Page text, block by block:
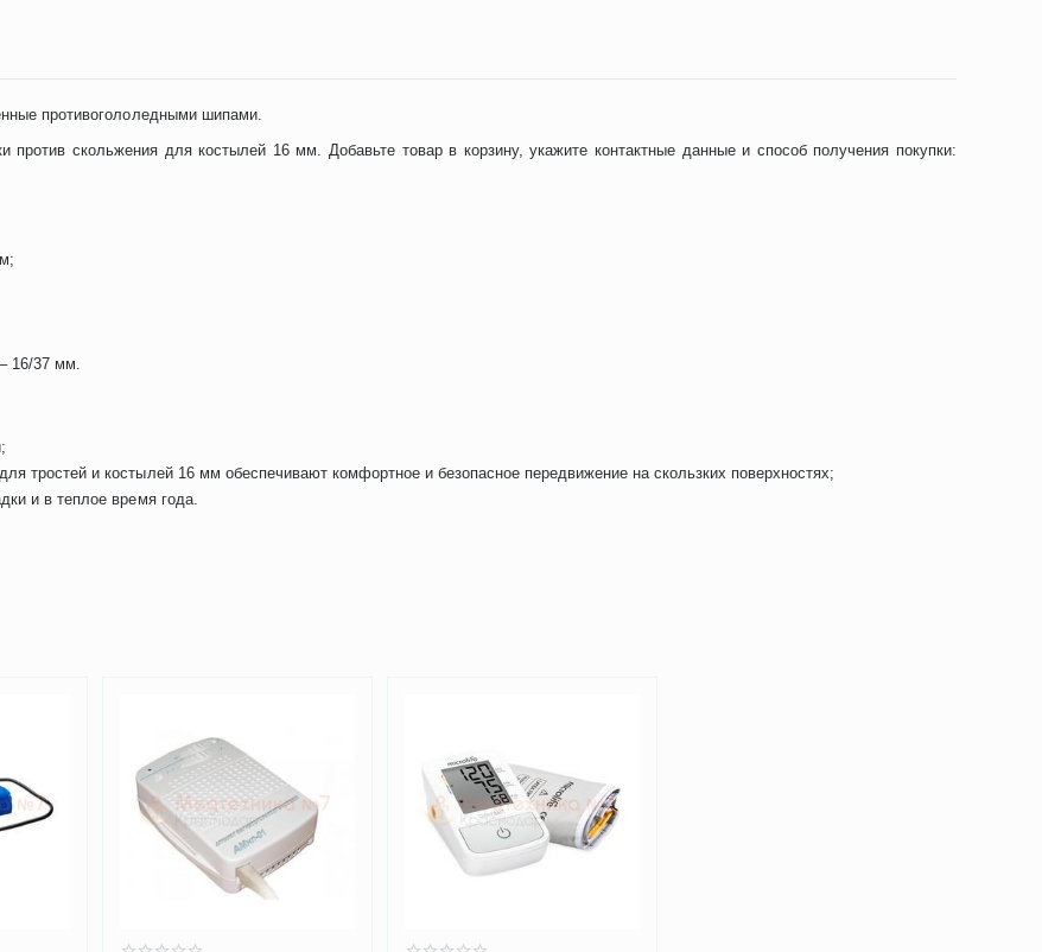
противогололедными шипами.
против скольжения для костылей 16 мм. Добавьте товар в корзину, укажите контактные данные и способ получения покупки:
16/37 мм.
тростей и костылей 16 мм обеспечивают комфортное и безопасное передвижение на скользких поверхностях;
и в теплое время года.